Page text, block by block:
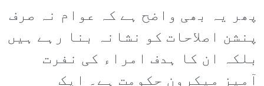
پھر یہ بھی واضح ہے کہ عوام نہ صرف
پنشن اصلاحات کو نشانہ بنا رہے ہیں
بلکہ ان کا ہدف امراء کی نفرت